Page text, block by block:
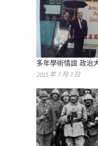
多年學術情誼 政治
2015 年 7 月 7 日